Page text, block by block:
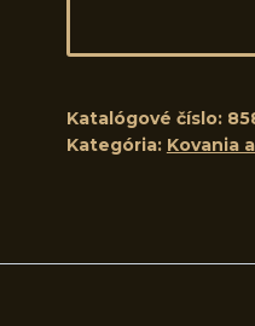
Katalógové číslo:
Kategória: Kovania